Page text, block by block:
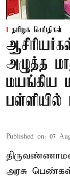
தமிழக செய்திகள்
அழுத்த
மயங்கிய
பள்ளியில்
Published on: 07
அரசு